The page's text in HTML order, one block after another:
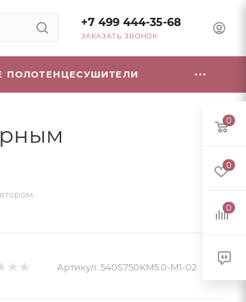
+7 499 444-35-68
ЗАКАЗАТЬ ЗВОНОК
ПОЛОТЕНЦЕСУШИТЕЛИ
Артикул: 540S750KM5.0-M1-02
0
0
0